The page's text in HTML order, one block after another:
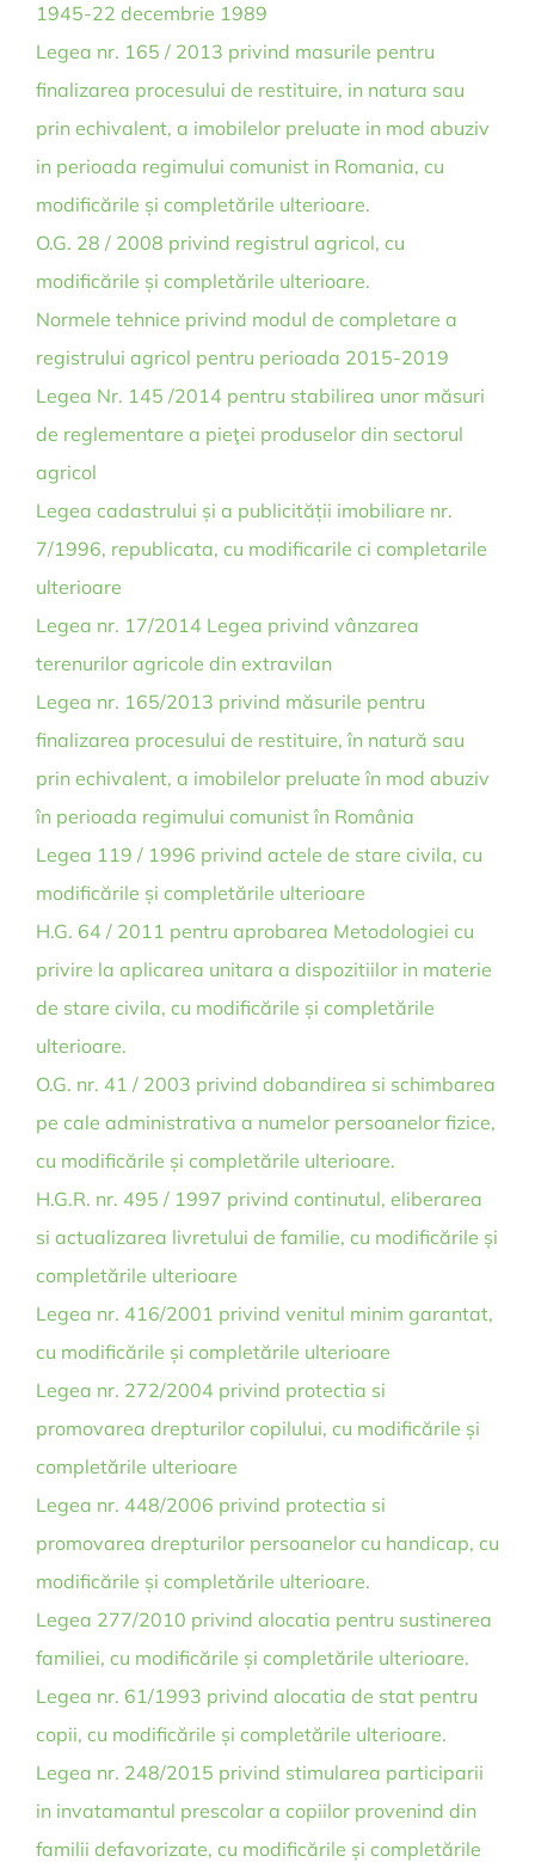
1945-22 decembrie 1989
Legea nr. 165 / 2013 privind masurile pentru
finalizarea procesului de restituire, in natura sau
prin echivalent, a imobilelor preluate in mod abuziv
in perioada regimului comunist in Romania, cu
modificările și completările ulterioare.
O.G. 28 / 2008 privind registrul agricol, cu
modificările și completările ulterioare.
Normele tehnice privind modul de completare a
registrului agricol pentru perioada 2015-2019
Legea Nr. 145 /2014 pentru stabilirea unor măsuri
de reglementare a pieţei produselor din sectorul
agricol
Legea cadastrului și a publicității imobiliare nr.
7/1996, republicata, cu modificarile ci completarile
ulterioare
Legea nr. 17/2014 Legea privind vânzarea
terenurilor agricole din extravilan
Legea nr. 165/2013 privind măsurile pentru
finalizarea procesului de restituire, în natură sau
prin echivalent, a imobilelor preluate în mod abuziv
în perioada regimului comunist în România
Legea 119 / 1996 privind actele de stare civila, cu
modificările și completările ulterioare
H.G. 64 / 2011 pentru aprobarea Metodologiei cu
privire la aplicarea unitara a dispozitiilor in materie
de stare civila, cu modificările și completările
ulterioare.
O.G. nr. 41 / 2003 privind dobandirea si schimbarea
pe cale administrativa a numelor persoanelor fizice,
cu modificările și completările ulterioare.
H.G.R. nr. 495 / 1997 privind continutul, eliberarea
si actualizarea livretului de familie, cu modificările și
completările ulterioare
Legea nr. 416/2001 privind venitul minim garantat,
cu modificările și completările ulterioare
Legea nr. 272/2004 privind protectia si
promovarea drepturilor copilului, cu modificările și
completările ulterioare
Legea nr. 448/2006 privind protectia si
promovarea drepturilor persoanelor cu handicap, cu
modificările și completările ulterioare.
Legea 277/2010 privind alocatia pentru sustinerea
familiei, cu modificările și completările ulterioare.
Legea nr. 61/1993 privind alocatia de stat pentru
copii, cu modificările și completările ulterioare.
Legea nr. 248/2015 privind stimularea participarii
in invatamantul prescolar a copiilor provenind din
familii defavorizate, cu modificările și completările